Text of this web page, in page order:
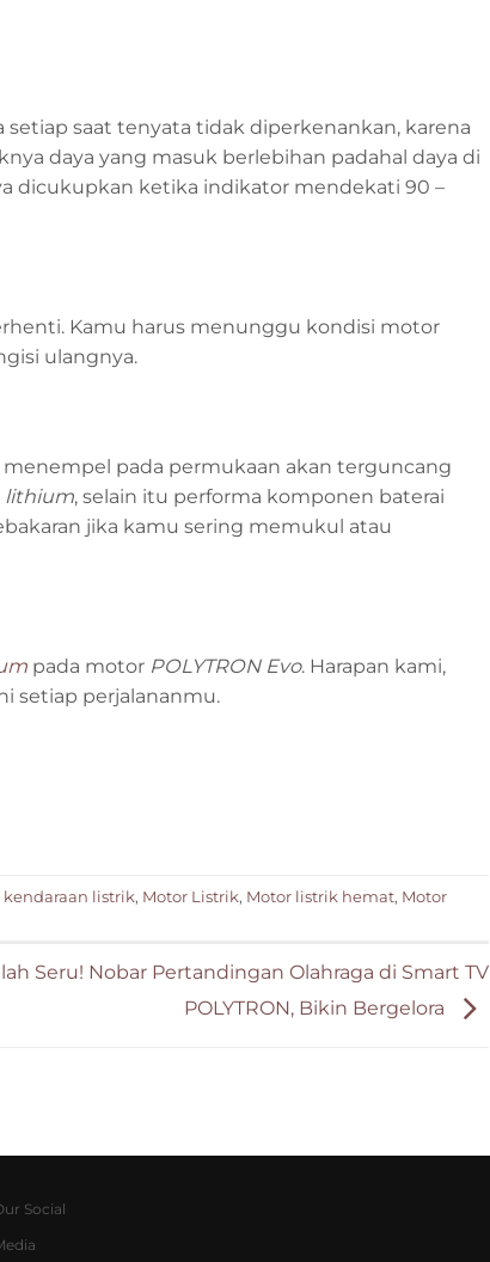
saat tenyata tidak diperkenankan, karena
daya yang masuk berlebihan padahal daya di
dicukupkan ketika indikator mendekati 90 –
Kamu harus menunggu kondisi motor
ulangnya.
pada permukaan akan terguncang
lithium, selain itu performa komponen baterai
jika kamu sering memukul atau
pada motor POLYTRON Evo. Harapan kami,
setiap perjalananmu.
kendaraan listrik, Motor Listrik, Motor listrik hemat, Motor
Seru! Nobar Pertandingan Olahraga di Smart TV
POLYTRON, Bikin Bergelora
Social